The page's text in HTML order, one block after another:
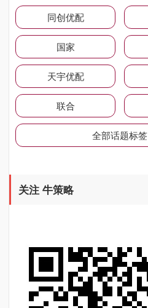
同创优配
国家
天宇优配
联合
全部话题标签
关注 牛策略